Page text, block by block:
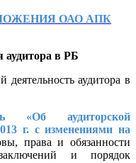
ОАО АПК
аудитора в РБ
аудитора в
«Об аудиторской
г. с изменениями на
права и обязанности
и порядок